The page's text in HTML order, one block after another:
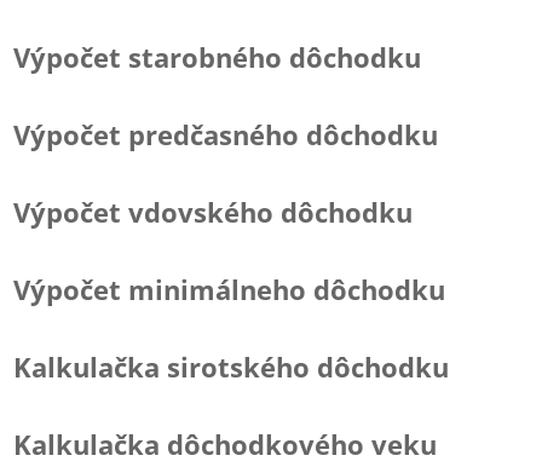
Výpočet starobného dôchodku
Výpočet predčasného dôchodku
Výpočet vdovského dôchodku
Výpočet minimálneho dôchodku
Kalkulačka sirotského dôchodku
Kalkulačka dôchodkového veku